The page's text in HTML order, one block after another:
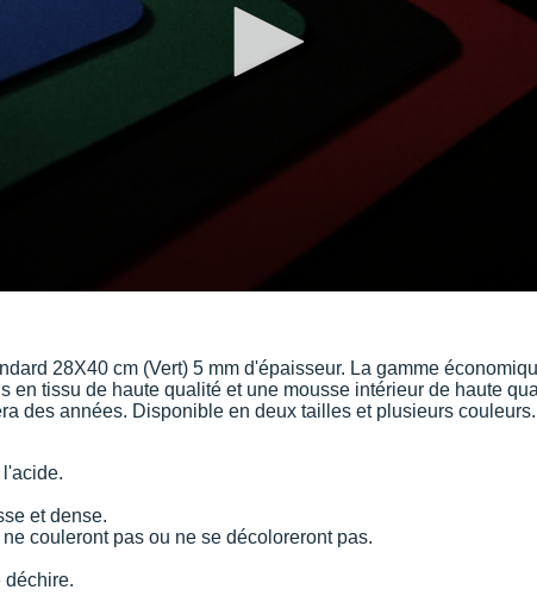
28X40 cm (Vert) 5 mm d'épaisseur. La gamme
en tissu de haute qualité et une mousse intérieur de haute
des années. Disponible en deux tailles et plusieurs couleurs.
et dense.
couleront pas ou ne se décoloreront pas.
déchire.